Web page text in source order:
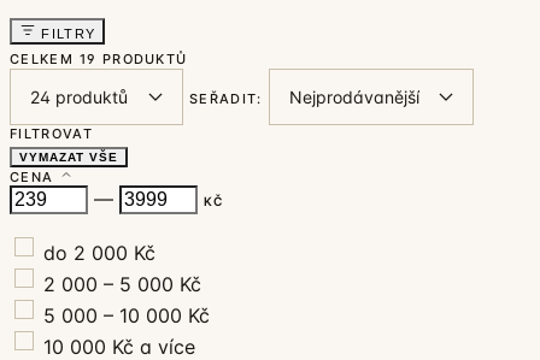
FILTRY
CELKEM 19 PRODUKTŮ
SEŘADIT:
FILTROVAT
VYMAZAT VŠE
CENA
— KČ
do 2 000 Kč
2 000 – 5 000 Kč
5 000 – 10 000 Kč
10 000 Kč a více